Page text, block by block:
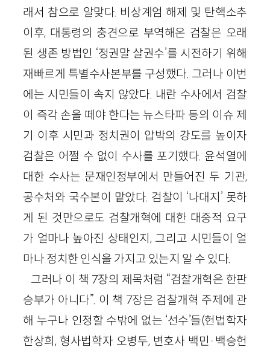
래서 참으로 알맞다. 비상계엄 해제 및 탄핵소추
이후, 대통령의 충견으로 부역해온 검찰은 오래
된 생존 방법인 ‘정권말 살권수’를 시전하기 위해
재빠르게 특별수사본부를 구성했다. 그러나 이번
에는 시민들이 속지 않았다. 내란 수사에서 검찰
이 즉각 손을 떼야 한다는 뉴스타파 등의 이슈 제
기 이후 시민과 정치권이 압박의 강도를 높이자
검찰은 어쩔 수 없이 수사를 포기했다. 윤석열에
대한 수사는 문재인정부에서 만들어진 두 기관,
공수처와 국수본이 맡았다. 검찰이 ‘나대지’ 못하
게 된 것만으로도 검찰개혁에 대한 대중적 요구
가 얼마나 높아진 상태인지, 그리고 시민들이 얼
마나 정치한 인식을 가지고 있는지 알 수 있다.
그러나 이 책 7장의 제목처럼 “검찰개혁은 한판
승부가 아니다”. 이 책 7장은 검찰개혁 주제에 관
해 누구나 인정할 수밖에 없는 ‘선수’들(헌법학자
한상희, 형사법학자 오병두, 변호사 백민·백승헌